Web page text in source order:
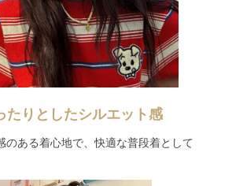
たりとしたシルエット感
のある着心地で、快適な普段着として